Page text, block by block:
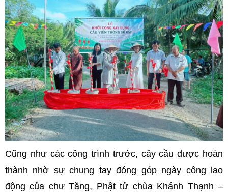
Cũng như các công trình trước, cây cầu được hoàn
thành nhờ sự chung tay đóng góp ngày công lao
động của chư Tăng, Phật tử chùa Khánh Thạnh –